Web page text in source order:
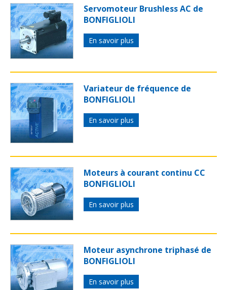
Servomoteur Brushless AC de
BONFIGLIOLI
En savoir plus
Variateur de fréquence de
BONFIGLIOLI
En savoir plus
Moteurs à courant continu CC
BONFIGLIOLI
En savoir plus
Moteur asynchrone triphasé de
BONFIGLIOLI
En savoir plus